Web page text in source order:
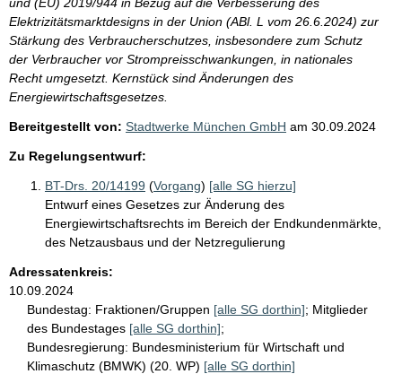
Elektrizitätsmarktdesigns in der Union (ABl. L vom 26.6.2024) zur
Stärkung des Verbraucherschutzes, insbesondere zum Schutz
der Verbraucher vor Strompreisschwankungen, in nationales
Recht umgesetzt. Kernstück sind Änderungen des
Energiewirtschaftsgesetzes.
Bereitgestellt von: Stadtwerke München GmbH am 30.09.2024
Zu Regelungsentwurf:
BT-Drs. 20/14199 (Vorgang) [alle SG hierzu]
Entwurf eines Gesetzes zur Änderung des
Energiewirtschaftsrechts im Bereich der Endkundenmärkte,
des Netzausbaus und der Netzregulierung
Adressatenkreis:
10.09.2024
Bundestag: Fraktionen/Gruppen [alle SG dorthin]; Mitglieder
des Bundestages [alle SG dorthin];
Bundesregierung: Bundesministerium für Wirtschaft und
Klimaschutz (BMWK) (20. WP) [alle SG dorthin]